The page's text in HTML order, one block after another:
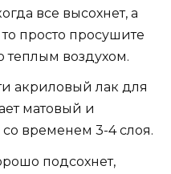
все высохнет, а
просто просушите
теплым воздухом.
акриловый лак для
матовый и
временем 3-4 слоя.
подсохнет,